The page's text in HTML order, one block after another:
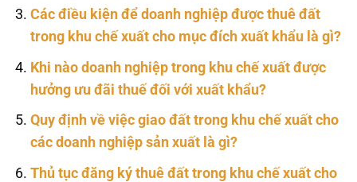
Các điều kiện để doanh nghiệp được thuê đất
trong khu chế xuất cho mục đích xuất khẩu là gì?
Khi nào doanh nghiệp trong khu chế xuất được
hưởng ưu đãi thuế đối với xuất khẩu?
Quy định về việc giao đất trong khu chế xuất cho
các doanh nghiệp sản xuất là gì?
Thủ tục đăng ký thuê đất trong khu chế xuất cho